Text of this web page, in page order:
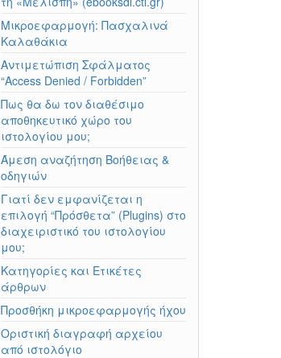
Μικροεφαρμογή: Πασχαλινά
Καλαθάκια
Αντιμετώπιση Σφάλματος
“Access Denied / Forbidden”
Πως θα δω τον διαθέσιμο
αποθηκευτικό χώρο του
ιστολογίου μου;
Άμεση αναζήτηση Βοήθειας &
οδηγιών
Γιατί δεν εμφανίζεται η
επιλογή “Πρόσθετα” (Plugins) στο
διαχειριστικό του ιστολογίου
μου;
Κατηγορίες και Ετικέτες
άρθρων
Προσθήκη μικροεφαρμογής ήχου
Οριστική διαγραφή αρχείου
από ιστολόγιο